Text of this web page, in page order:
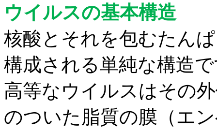
ウイルスの基本構造
核酸とそれを包むたん
構成される単純な構造
高等なウイルスはその
のついた脂質の膜（エ